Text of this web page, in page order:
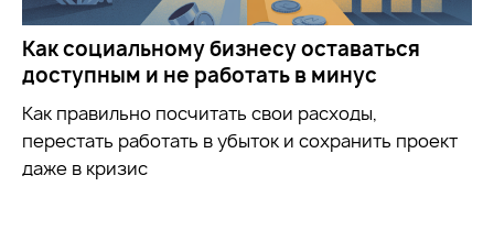
Как социальному бизнесу оставаться
доступным и не работать в минус
Как правильно посчитать свои расходы,
перестать работать в убыток и сохранить проект
даже в кризис